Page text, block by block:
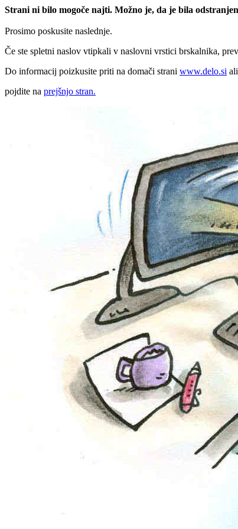
Strani ni bilo mogoče najti. Možno je, da je bila
Prosimo poskusite naslednje.
Če ste spletni naslov vtipkali v naslovni vrstici brskalnika,
Do informacij poizkusite priti na domači strani www.delo.si ali
pojdite na prejšnjo stran.